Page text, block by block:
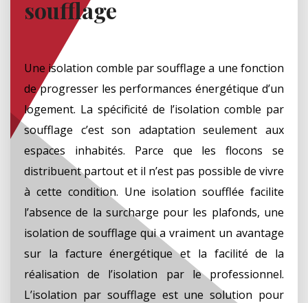
soufflage
Une isolation comble par soufflage a une fonction
de progresser les performances énergétique d’un
logement. La spécificité de l’isolation comble par
soufflage c’est son adaptation seulement aux
espaces inhabités. Parce que les flocons se
distribuent partout et il n’est pas possible de vivre
à cette condition. Une isolation soufflée facilite
l’absence de la surcharge pour les plafonds, une
isolation de soufflage qui a vraiment un avantage
sur la facture énergétique et la facilité de la
réalisation de l’isolation par le professionnel.
L’isolation par soufflage est une solution pour